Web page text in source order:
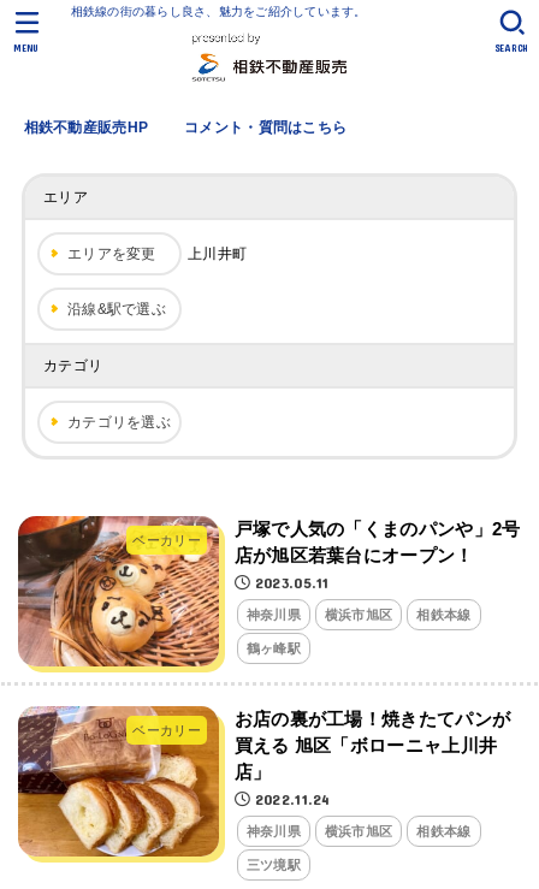
相鉄線の街の暮らし良さ、魅力をご紹介しています。
相鉄不動産販売HP コメント・質問はこちら
SEARCH
MENU
エリア
エリアを変更 上川井町
沿線&駅で選ぶ
カテゴリ
カテゴリを選ぶ
ベーカリー
戸塚で人気の「くまのパンや」2号
店が旭区若葉台にオープン！
2023.05.11
神奈川県 横浜市旭区 相鉄本線
鶴ヶ峰駅
ベーカリー
お店の裏が工場！焼きたてパンが
買える 旭区「ボローニャ上川井
店」
2022.11.24
神奈川県 横浜市旭区 相鉄本線
三ツ境駅